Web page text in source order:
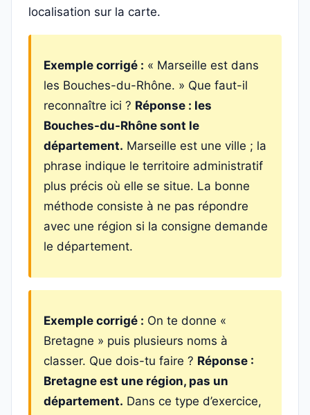
localisation sur la carte.
Exemple corrigé : « Marseille est dans
les Bouches-du-Rhône. » Que faut-il
reconnaître ici ? Réponse : les
Bouches-du-Rhône sont le
département. Marseille est une ville ; la
phrase indique le territoire administratif
plus précis où elle se situe. La bonne
méthode consiste à ne pas répondre
avec une région si la consigne demande
le département.
Exemple corrigé : On te donne «
Bretagne » puis plusieurs noms à
classer. Que dois-tu faire ? Réponse :
Bretagne est une région, pas un
département. Dans ce type d’exercice,